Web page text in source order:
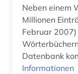
Neben einem
Millionen
Februar
Datenbank
Informationen